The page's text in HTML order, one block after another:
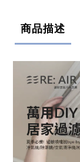
商品描述